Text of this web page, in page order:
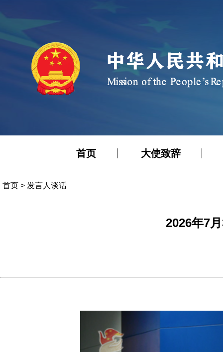
首页 大使致辞
首页 > 发言人谈话
2026年7